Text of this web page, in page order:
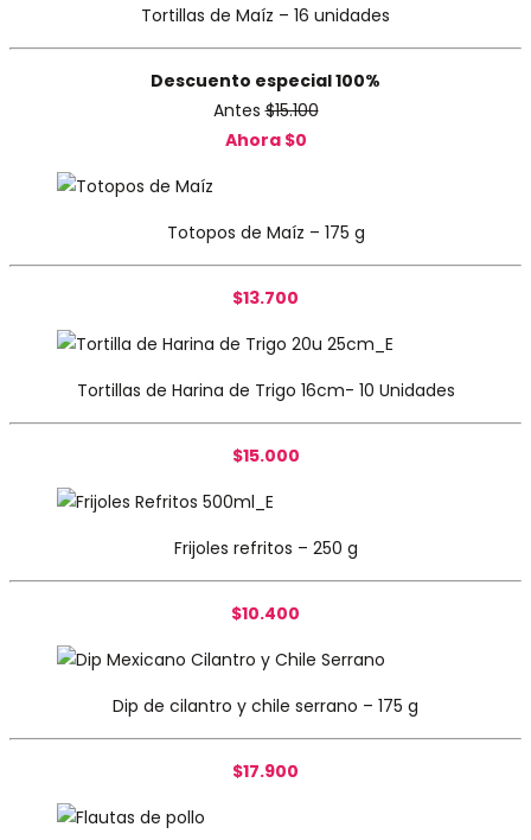
Tortillas de Maíz – 16 unidades
Descuento especial 100%
Antes$15.100
Ahora $0
Totopos de Maíz – 175 g
$13.700
Tortillas de Harina de Trigo 16cm- 10 Unidades
$15.000
Frijoles refritos – 250 g
$10.400
Dip de cilantro y chile serrano – 175 g
$17.900